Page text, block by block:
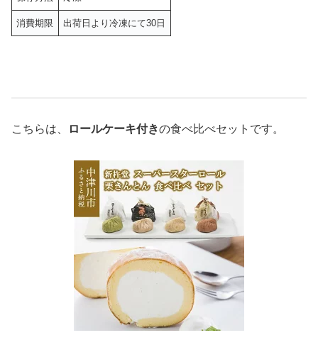
消費期限 出荷日より冷凍にて30日
こちらは、 ロールケーキ付きの食べ比べセットです。